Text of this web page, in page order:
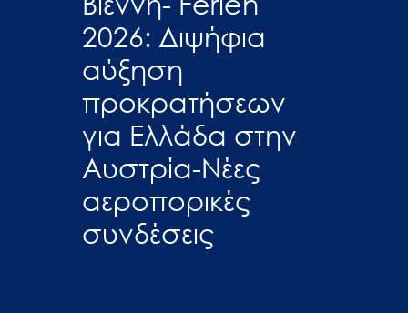
2026: Διψήφια
αύξηση
προκρατήσεων
για Ελλάδα στην
Αυστρία-Νέες
αεροπορικές
συνδέσεις